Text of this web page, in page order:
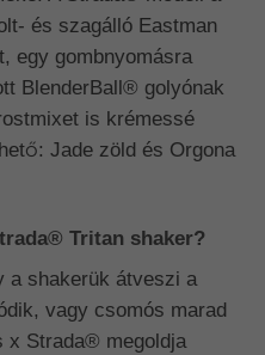
és szagálló Eastman
egy gombnyomásra
BlenderBall® golyónak
is krémessé
Jade zöld és Orgona
Tritan shaker?
a shakerük átveszi a
vagy csomós marad
x Strada® megoldja